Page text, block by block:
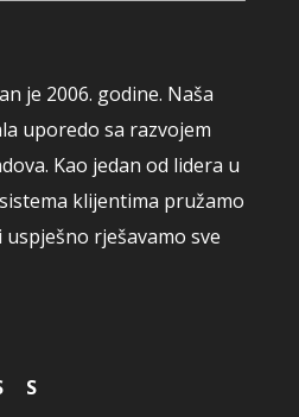
je 2006. godine. Naša
uporedo sa razvojem
Kao jedan od lidera u
klijentima pružamo
rješavamo sve
S